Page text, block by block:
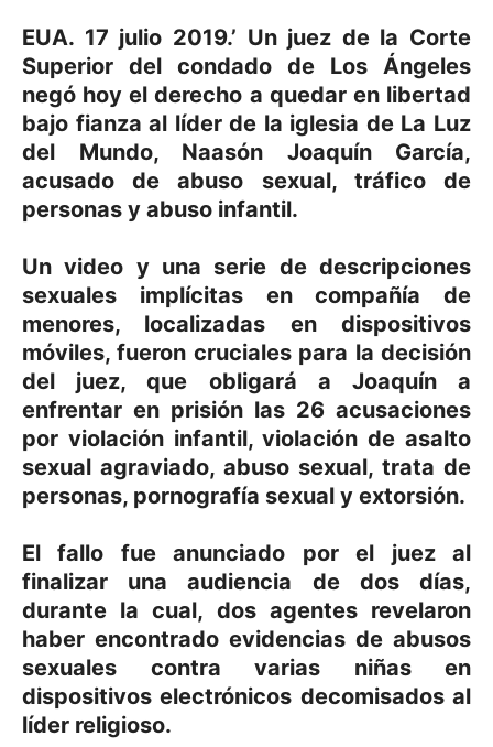
EUA. 17 julio 2019.’ Un juez de la Corte
Superior del condado de Los Ángeles
negó hoy el derecho a quedar en libertad
bajo fianza al líder de la iglesia de La Luz
del Mundo, Naasón Joaquín García,
acusado de abuso sexual, tráfico de
personas y abuso infantil.
Un video y una serie de descripciones
sexuales implícitas en compañía de
menores, localizadas en dispositivos
móviles, fueron cruciales para la decisión
del juez, que obligará a Joaquín a
enfrentar en prisión las 26 acusaciones
por violación infantil, violación de asalto
sexual agraviado, abuso sexual, trata de
personas, pornografía sexual y extorsión.
El fallo fue anunciado por el juez al
finalizar una audiencia de dos días,
durante la cual, dos agentes revelaron
haber encontrado evidencias de abusos
sexuales contra varias niñas en
dispositivos electrónicos decomisados al
líder religioso.